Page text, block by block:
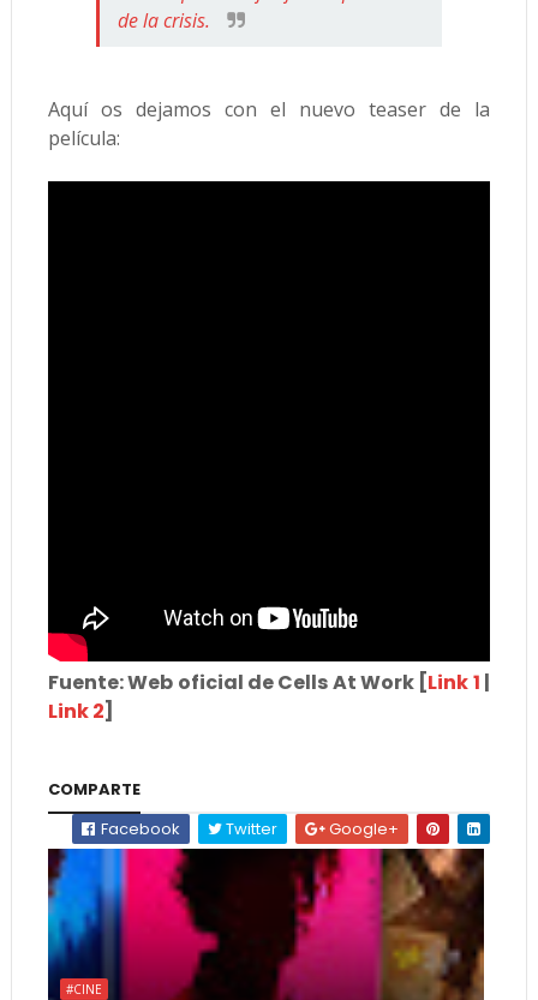
de la crisis.
Aquí os dejamos con el nuevo teaser de la
película:
Fuente: Web oficial de Cells At Work [Link 1 |
Link 2]
COMPARTE
Facebook
Twitter Google+
#CINE